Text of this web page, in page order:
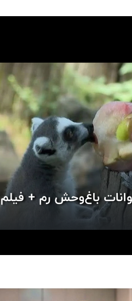
باغ‌وحش رم + فیلم